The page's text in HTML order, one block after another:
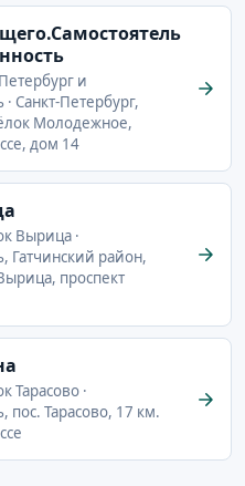
и
Санкт-Петербург,
Молодежное,
дом 14
Вырица ·
Гатчинский район,
проспект
Тарасово ·
пос. Тарасово, 17 км.